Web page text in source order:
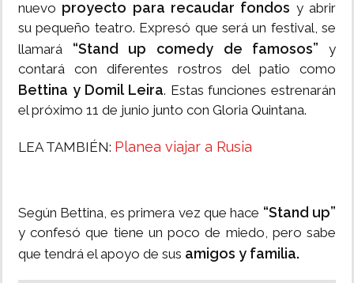
nuevo proyecto para recaudar fondos y abrir
su pequeño teatro. Expresó que será un festival, se
llamará “Stand up comedy de famosos” y
contará con diferentes rostros del patio como
Bettina y Domil Leira. Estas funciones estrenarán
el próximo 11 de junio junto con Gloria Quintana.
LEA TAMBIÉN: Planea viajar a Rusia
Según Bettina, es primera vez que hace “Stand up”
y confesó que tiene un poco de miedo, pero sabe
que tendrá el apoyo de sus amigos y familia.